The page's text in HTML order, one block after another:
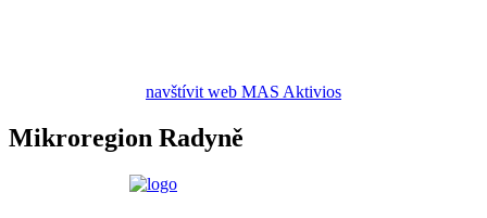
navštívit web MAS Aktivios
Mikroregion Radyně